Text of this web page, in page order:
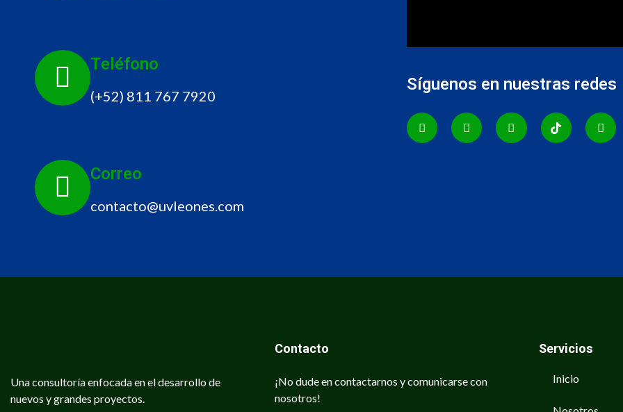
Teléfono
(+52) 811 767 7920
Correo
contacto@uvleones.com
Síguenos en nuestras redes
Una consultoría enfocada en el desarrollo de
nuevos y grandes proyectos.
Contacto
¡No dude en contactarnos y comunicarse con
nosotros!
Servicios
Inicio